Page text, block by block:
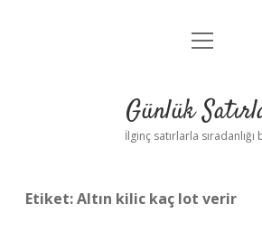
Anasayfa
Yasal Uyarı
menüyü
Günlük
İlginç satırlarla sıradanlığı
Etiket:Altın kilic kaç lot verir